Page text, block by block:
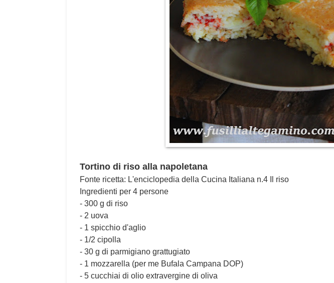
Tortino di riso alla napoletana
Fonte ricetta: L'enciclopedia della Cucina Italiana n.4 Il riso
Ingredienti per 4 persone
- 300 g di riso
- 2 uova
- 1 spicchio d'aglio
- 1/2 cipolla
- 30 g di parmigiano grattugiato
- 1 mozzarella (per me Bufala Campana DOP)
- 5 cucchiai di olio extravergine di oliva